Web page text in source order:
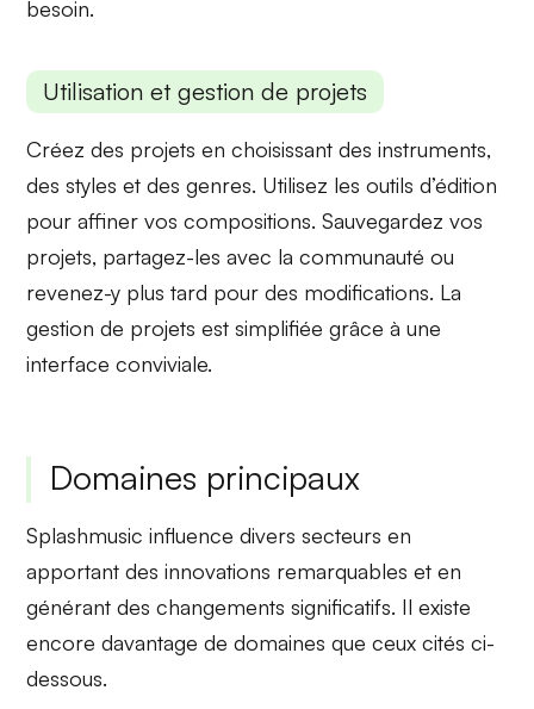
besoin.
Utilisation et gestion de projets
Créez des projets en choisissant desinstruments,
des styles et des genres. Utilisez lesoutils d’édition
pour affiner vos compositions. Sauvegardez vos
projets, partagez-les avec la communauté ou
revenez-y plus tard pour des modifications. La
gestion de projets est simplifiée grâce à une
interface conviviale.
Domaines principaux
Splashmusic influence divers secteurs en
apportant desinnovations remarquables et en
générant des changementssignificatifs. Il existe
encore davantage de domaines que ceux cités ci-
dessous.